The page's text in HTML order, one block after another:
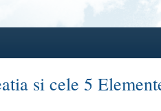
si cele 5